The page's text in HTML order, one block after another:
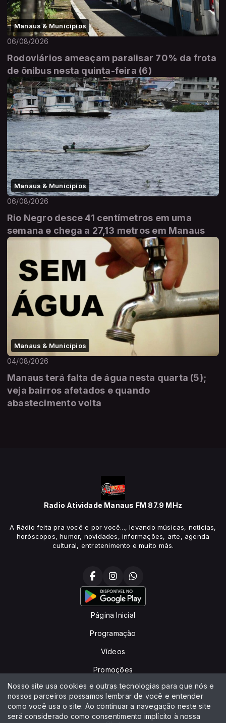
Manaus & Municípios
06/08/2026
Rodoviários ameaçam paralisar 70% da frota
de ônibus nesta quinta-feira (6)
Manaus & Municípios
06/08/2026
Rio Negro desce 41 centímetros em uma
semana e chega a 27,13 metros em Manaus
Manaus & Municípios
04/08/2026
Manaus terá falta de água nesta quarta (5);
veja bairros afetados e quando
abastecimento volta
Radio Atividade Manaus FM 87.9 MHz
A Rádio feita pra você e por você..., levando músicas, notícias,
horóscopos, humor, novidades, informações, arte, agenda
cultural, entretenimento e muito más.
Página Inicial
Programação
Vídeos
Promoções
Locutores
Contato
Nosso site usa cookies e outras tecnologias para que nós e
nossos parceiros possamos lembrar de você e entender
como você usa o site. Ao continuar a navegação neste site
será considerado como consentimento implícito à nossa